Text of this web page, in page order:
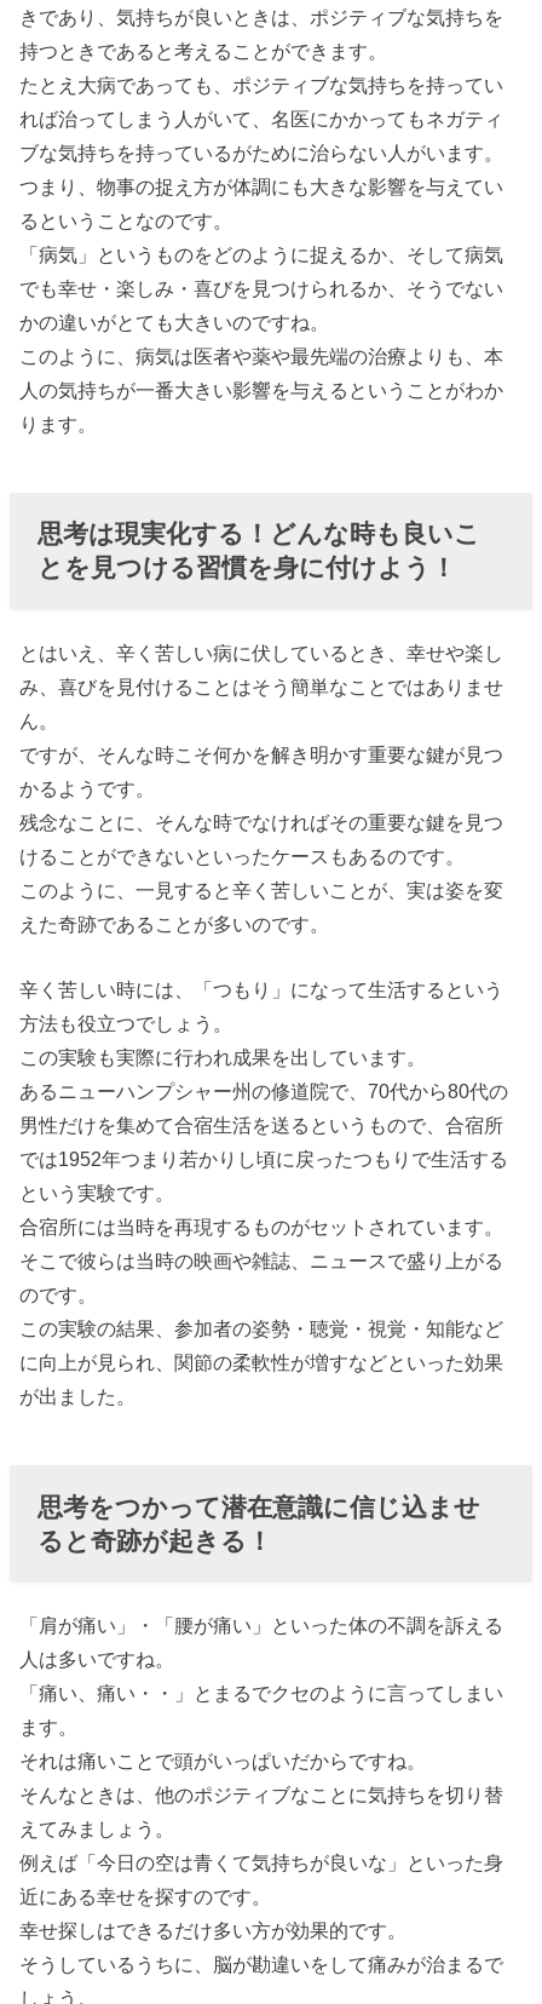
きであり、気持ちが良いときは、ポジティブな気持ちを
持つときであると考えることができます。
たとえ大病であっても、ポジティブな気持ちを持ってい
れば治ってしまう人がいて、名医にかかってもネガティ
ブな気持ちを持っているがために治らない人がいます。
つまり、物事の捉え方が体調にも大きな影響を与えてい
るということなのです。
「病気」というものをどのように捉えるか、そして病気
でも幸せ・楽しみ・喜びを見つけられるか、そうでない
かの違いがとても大きいのですね。
このように、病気は医者や薬や最先端の治療よりも、本
人の気持ちが一番大きい影響を与えるということがわか
ります。
思考は現実化する！どんな時も良いこ
とを見つける習慣を身に付けよう！
とはいえ、辛く苦しい病に伏しているとき、幸せや楽し
み、喜びを見付けることはそう簡単なことではありませ
ん。
ですが、そんな時こそ何かを解き明かす重要な鍵が見つ
かるようです。
残念なことに、そんな時でなければその重要な鍵を見つ
けることができないといったケースもあるのです。
このように、一見すると辛く苦しいことが、実は姿を変
えた奇跡であることが多いのです。
辛く苦しい時には、「つもり」になって生活するという
方法も役立つでしょう。
この実験も実際に行われ成果を出しています。
あるニューハンプシャー州の修道院で、70代から80代の
男性だけを集めて合宿生活を送るというもので、合宿所
では1952年つまり若かりし頃に戻ったつもりで生活する
という実験です。
合宿所には当時を再現するものがセットされています。
そこで彼らは当時の映画や雑誌、ニュースで盛り上がる
のです。
この実験の結果、参加者の姿勢・聴覚・視覚・知能など
に向上が見られ、関節の柔軟性が増すなどといった効果
が出ました。
思考をつかって潜在意識に信じ込ませ
ると奇跡が起きる！
「肩が痛い」・「腰が痛い」といった体の不調を訴える
人は多いですね。
「痛い、痛い・・」とまるでクセのように言ってしまい
ます。
それは痛いことで頭がいっぱいだからですね。
そんなときは、他のポジティブなことに気持ちを切り替
えてみましょう。
例えば「今日の空は青くて気持ちが良いな」といった身
近にある幸せを探すのです。
幸せ探しはできるだけ多い方が効果的です。
そうしているうちに、脳が勘違いをして痛みが治まるで
しょう。